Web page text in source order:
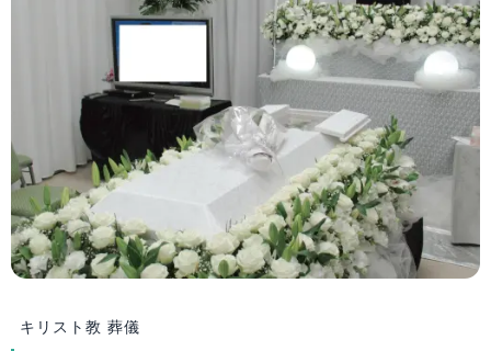
キリスト教 葬儀